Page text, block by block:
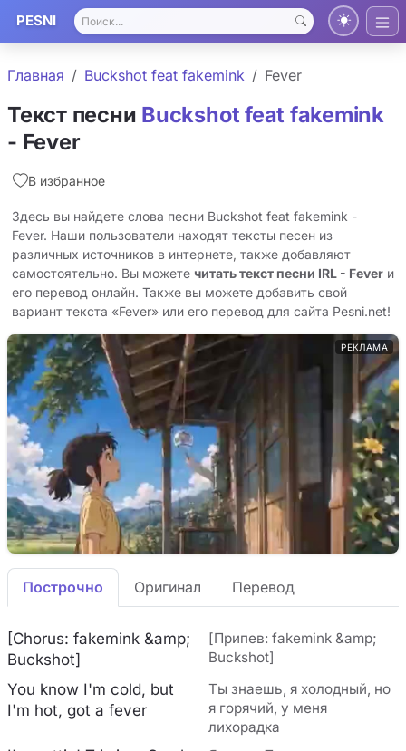
PESNI
Главная Buckshot feat fakemink Fever
Текст песни Buckshot feat fakemink
- Fever
В избранное
Здесь вы найдете слова песни Buckshot feat fakemink -
Fever. Наши пользователи находят тексты песен из
различных источников в интернете, также добавляют
самостоятельно. Вы можете читать текст песни IRL - Fever и
его перевод онлайн. Также вы можете добавить свой
вариант текста «Fever» или его перевод для сайта Pesni.net!
РЕКЛАМА
Построчно Оригинал Перевод
[Chorus: fakemink &amp;
Buckshot]
[Припев: fakemink &amp;
Buckshot]
You know I'm cold, but
I'm hot, got a fever
Ты знаешь, я холодный, но
я горячий, у меня
лихорадка